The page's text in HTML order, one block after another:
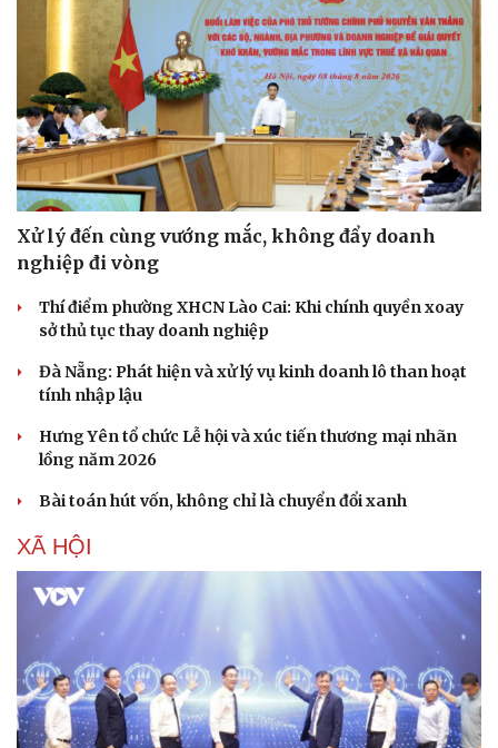
Sức khỏe
Cây thuốc
Sản phụ khoa
Nam khoa
Làm đẹp - giảm cân
Phòng mạch online
Ăn sạch sống khỏe
Blog
Xử lý đến cùng vướng mắc, không đẩy doanh
nghiệp đi vòng
Thí điểm phường XHCN Lào Cai: Khi chính quyền xoay
sở thủ tục thay doanh nghiệp
Đà Nẵng: Phát hiện và xử lý vụ kinh doanh lô than hoạt
tính nhập lậu
Hưng Yên tổ chức Lễ hội và xúc tiến thương mại nhãn
lồng năm 2026
Bài toán hút vốn, không chỉ là chuyển đổi xanh
XÃ HỘI